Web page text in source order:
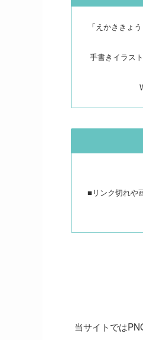
「えかききょ
手書きイラス
■リンク切れや
当サイトでは